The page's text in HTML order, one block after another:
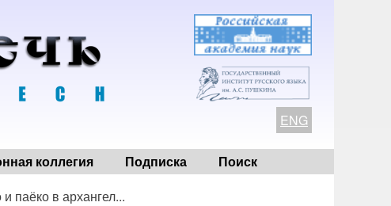
ENG
коллегия Подписка Поиск
паёко в архангел...